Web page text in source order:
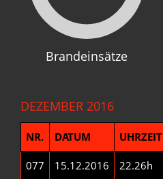
Brandeinsätze
DEZEMBER 2016
NR. DATUM UHRZEIT
077 15.12.2016 22.26h